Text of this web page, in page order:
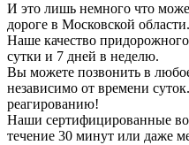
И это лишь немного что
дороге в Московской области.
Наше качество
сутки и 7 дней в неделю.
Вы можете позвонить в
независимо от времени
реагированию!
Наши сертифицированные
течение 30 минут или даже